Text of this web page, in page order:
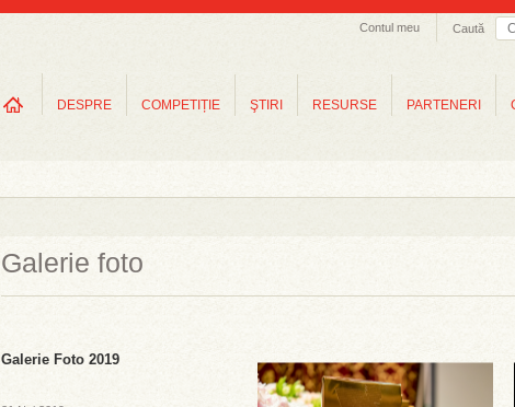
Caută
Contul meu
DESPRE COMPETIȚIE ŞTIRI RESURSE PARTENERI
Galerie foto
Galerie Foto 2019